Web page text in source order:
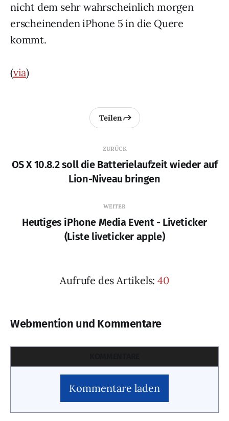
nicht dem sehr wahrscheinlich morgen
erscheinenden iPhone 5 in die Quere
kommt.
(via)
ZURÜCK
OS X 10.8.2 soll die Batterielaufzeit wieder auf
Lion-Niveau bringen
Teilen
WEITER
Heutiges iPhone Media Event - Liveticker
(Liste liveticker apple)
Aufrufe des Artikels: 40
Webmention und Kommentare
Kommentare laden